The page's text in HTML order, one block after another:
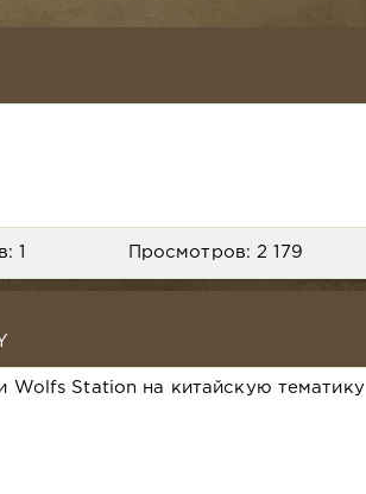
1 Просмотров: 2 179
Wolfs Station на китайскую тематику